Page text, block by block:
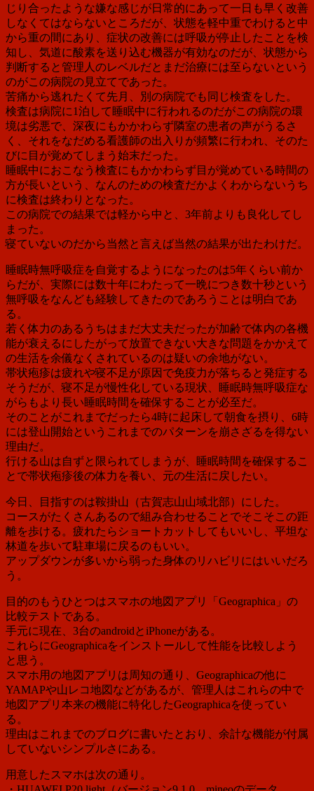
じり合ったような嫌な感じが日常的にあって一日も早く改善
しなくてはならないところだが、状態を軽中重でわけると中
から重の間にあり、症状の改善には呼吸が停止したことを検
知し、気道に酸素を送り込む機器が有効なのだが、状態から
判断すると管理人のレベルだとまだ治療には至らないという
のがこの病院の見立てであった。
苦痛から逃れたくて先月、別の病院でも同じ検査をした。
検査は病院に1泊して睡眠中に行われるのだがこの病院の環
境は劣悪で、深夜にもかかわらず隣室の患者の声がうるさ
く、それをなだめる看護師の出入りが頻繁に行われ、そのた
びに目が覚めてしまう始末だった。
睡眠中におこなう検査にもかかわらず目が覚めている時間の
方が長いという、なんのための検査だかよくわからないうち
に検査は終わりとなった。
この病院での結果では軽から中と、3年前よりも良化してし
まった。
寝ていないのだから当然と言えば当然の結果が出たわけだ。
睡眠時無呼吸症を自覚するようになったのは5年くらい前か
らだが、実際には数十年にわたって一晩につき数十秒という
無呼吸をなんども経験してきたのであろうことは明白であ
る。
若く体力のあるうちはまだ大丈夫だったが加齢で体内の各機
能が衰えるにしたがって放置できない大きな問題をかかえて
の生活を余儀なくされているのは疑いの余地がない。
帯状疱疹は疲れや寝不足が原因で免疫力が落ちると発症する
そうだが、寝不足が慢性化している現状、睡眠時無呼吸症な
がらもより長い睡眠時間を確保することが必至だ。
そのことがこれまでだったら4時に起床して朝食を摂り、6時
には登山開始というこれまでのパターンを崩さざるを得ない
理由だ。
行ける山は自ずと限られてしまうが、睡眠時間を確保するこ
とで帯状疱疹後の体力を養い、元の生活に戻したい。
今日、目指すのは鞍掛山（古賀志山山域北部）にした。
コースがたくさんあるので組み合わせることでそこそこの距
離を歩ける。疲れたらショートカットしてもいいし、平坦な
林道を歩いて駐車場に戻るのもいい。
アップダウンが多いから弱った身体のリハビリにはいいだろ
う。
目的のもうひとつはスマホの地図アプリ「Geographica」の
比較テストである。
手元に現在、3台のandroidとiPhoneがある。
これらにGeographicaをインストールして性能を比較しよう
と思う。
スマホ用の地図アプリは周知の通り、Geographicaの他に
YAMAPや山レコ地図などがあるが、管理人はこれらの中で
地図アプリ本来の機能に特化したGeographicaを使ってい
る。
理由はこれまでのブログに書いたとおり、余計な機能が付属
していないシンプルさにある。
用意したスマホは次の通り。